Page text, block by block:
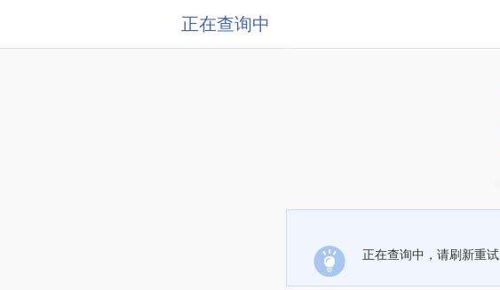
正在查询中
正在查询中，请刷新重试